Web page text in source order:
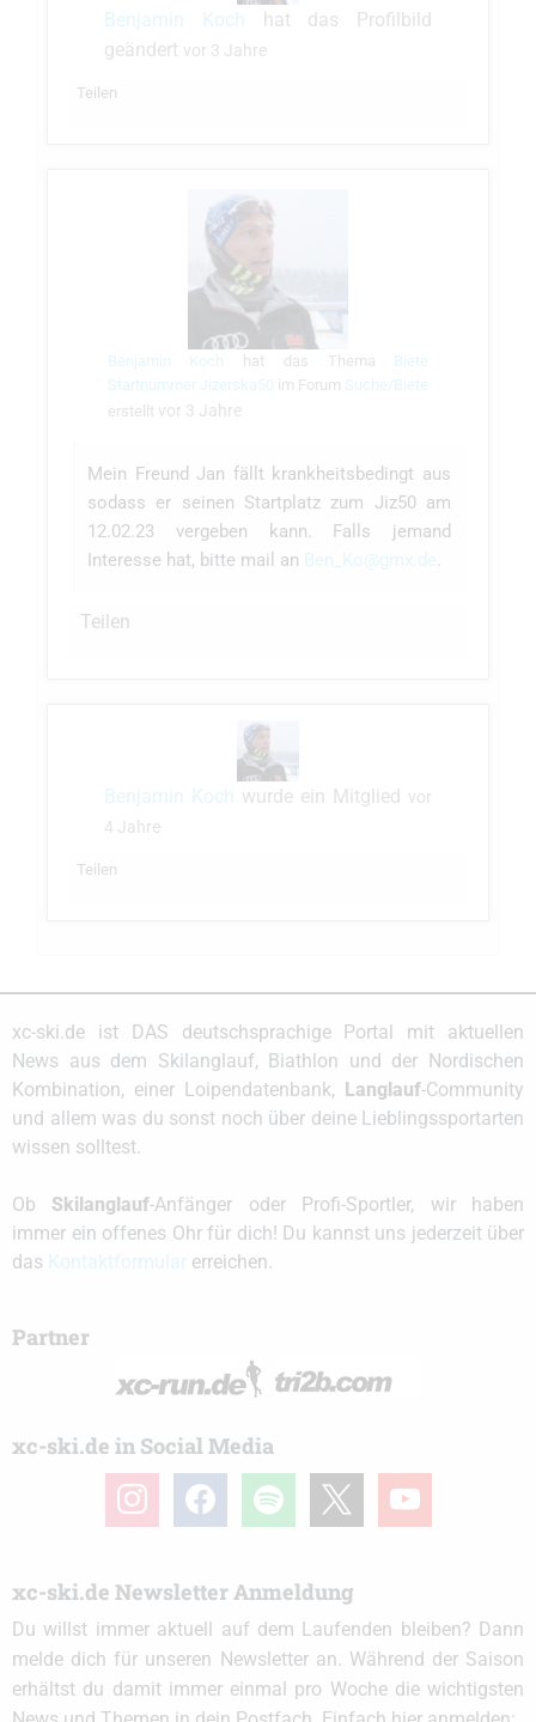
Benjamin Koch hat das Profilbild
geändert vor 3 Jahre
Teilen
Benjamin Koch hat das Thema
Biete
Startnummer Jizerska50 im Forum Suche/Biete
erstellt vor 3 Jahre
Mein Freund Jan fällt krankheitsbedingt aus
sodass er seinen Startplatz zum Jiz50 am
12.02.23 vergeben kann. Falls jemand
Interesse hat, bitte mail an
.
Teilen
Benjamin Koch wurde ein Mitglied
vor
4 Jahre
Teilen
xc-ski.de ist DAS deutschsprachige Portal mit aktuellen
News aus dem Skilanglauf, Biathlon und der Nordischen
Kombination, einer Loipendatenbank,
Langlauf-Community
und allem was du sonst noch über deine Lieblingssportarten
wissen solltest.
Ob Skilanglauf-Anfänger oder Profi-Sportler, wir haben
immer ein offenes Ohr für dich! Du kannst uns jederzeit über
das
erreichen.
Partner
xc-ski.de in Social Media
instagramfacebook spotify youtube
xc-ski.de Newsletter Anmeldung
Du willst immer aktuell auf dem Laufenden bleiben? Dann
melde dich für unseren Newsletter an. Während der Saison
erhältst du damit immer einmal pro Woche die wichtigsten